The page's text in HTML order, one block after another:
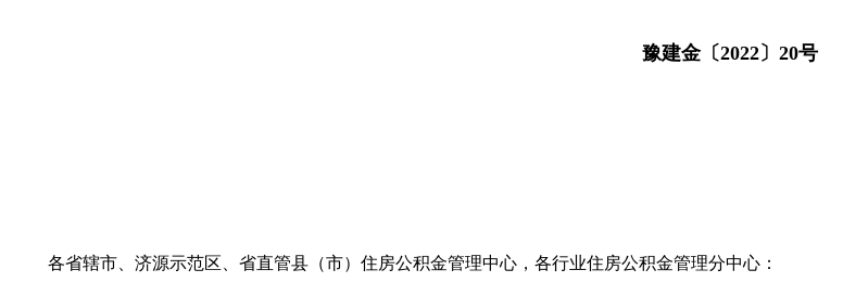
豫建金〔2022〕20号
各省辖市、济源示范区、省直管县（市）住房公积金管理中心，各行业住房公积金管理分中心：